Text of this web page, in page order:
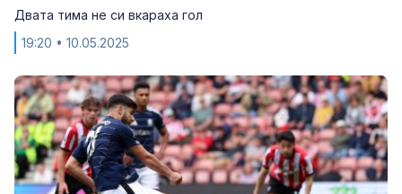
Двата тима не си вкараха гол
19:20 • 10.05.2025